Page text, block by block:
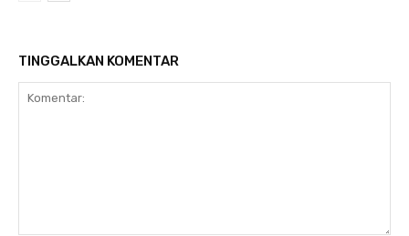
TINGGALKAN KOMENTAR